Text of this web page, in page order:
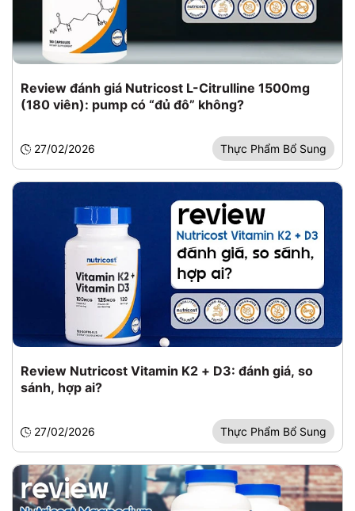
Review đánh giá Nutricost L-Citrulline 1500mg
(180 viên): pump có “đủ đô” không?
27/02/2026 Thực Phẩm Bổ Sung
Review Nutricost Vitamin K2 + D3: đánh giá, so
sánh, hợp ai?
27/02/2026 Thực Phẩm Bổ Sung